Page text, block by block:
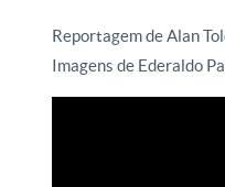
Reportagem de Alan
Imagens de Ederaldo